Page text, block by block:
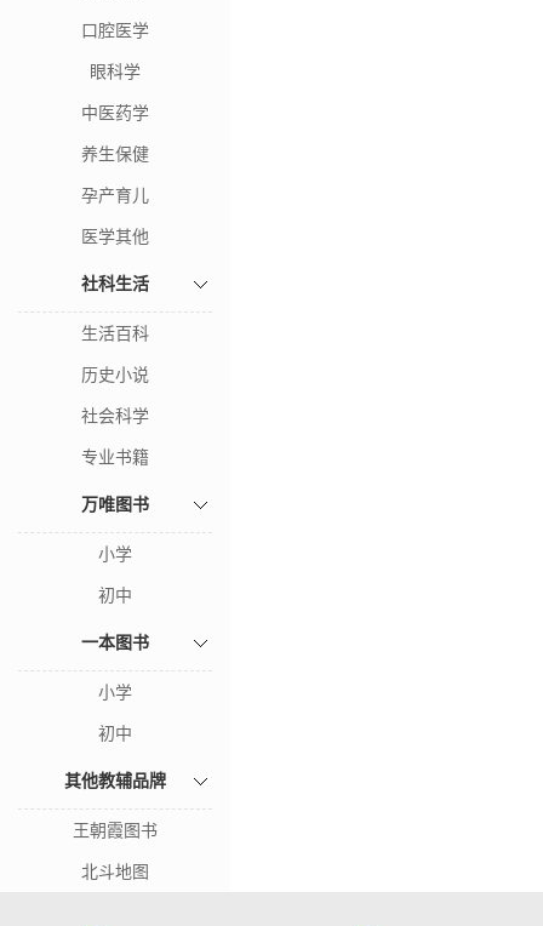
口腔医学
眼科学
中医药学
养生保健
孕产育儿
医学其他
社科生活
生活百科
历史小说
社会科学
专业书籍
万唯图书
小学
初中
一本图书
小学
初中
其他教辅品牌
王朝霞图书
北斗地图